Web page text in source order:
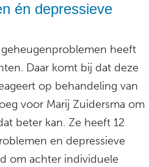
én depressieve
heeft
Daar komt bij dat deze
op behandeling van
voor Marij Zuidersma om
beter kan. Ze heeft 12
en depressieve
om achter individuele